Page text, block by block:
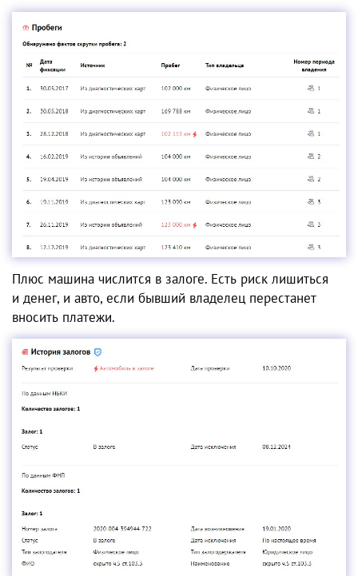
Плюс машина числится в залоге. Есть риск лишиться
и денег, и авто, если бывший владелец перестанет
вносить платежи.